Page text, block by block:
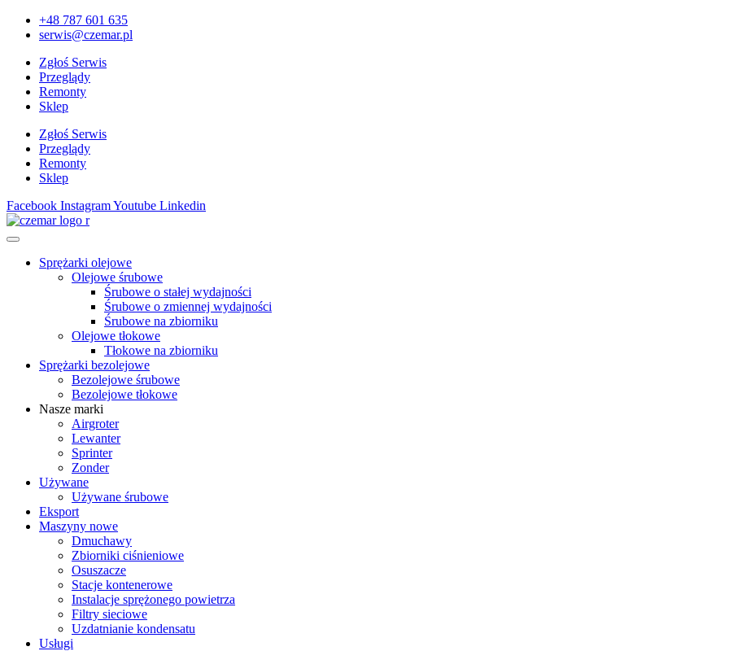
+48 787 601 635
serwis@czemar.pl
Zgłoś Serwis
Przeglądy
Remonty
Sklep
Zgłoś Serwis
Przeglądy
Remonty
Sklep
Facebook InstagramYoutube Linkedin
Sprężarki olejowe
Olejowe śrubowe
Śrubowe o stałej wydajności
Śrubowe o zmiennej wydajności
Śrubowe na zbiorniku
Olejowe tłokowe
Tłokowe na zbiorniku
Sprężarki bezolejowe
Bezolejowe śrubowe
Bezolejowe tłokowe
Nasze marki
Airgroter
Lewanter
Sprinter
Zonder
Używane
Używane śrubowe
Eksport
Maszyny nowe
Dmuchawy
Zbiorniki ciśnieniowe
Osuszacze
Stacje kontenerowe
Instalacje sprężonego powietrza
Filtry sieciowe
Uzdatnianie kondensatu
Usługi